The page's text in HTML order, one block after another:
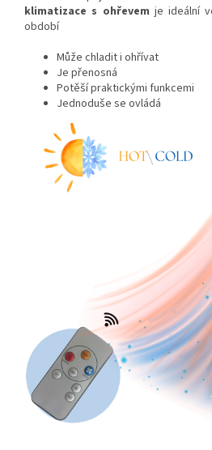
klimatizace s ohřevem je ideální
období
Může chladit i ohřívat
Je přenosná
Potěší praktickými funkcemi
Jednoduše se ovládá